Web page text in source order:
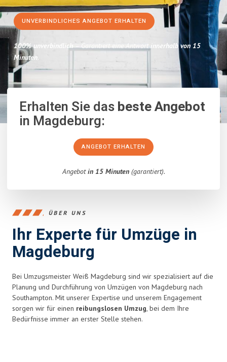
UNVERBINDLICHES ANGEBOT ERHALTEN
100% unverbindlich– Garantiert eine Antwortinnerhalb von 15
Minuten.
Erhalten Sie dasbeste Angebot
in Magdeburg:
ANGEBOT ERHALTEN
Angebotin 15 Minuten(garantiert).
ÜBER UNS
Ihr Experte für Umzüge in
Magdeburg
Bei Umzugsmeister Weiß Magdeburg sind wir spezialisiert auf die
Planung und Durchführung von Umzügen von Magdeburg nach
Southampton. Mit unserer Expertise und unserem Engagement
sorgen wir für einen reibungslosen Umzug, bei dem Ihre
Bedürfnisse immer an erster Stelle stehen.